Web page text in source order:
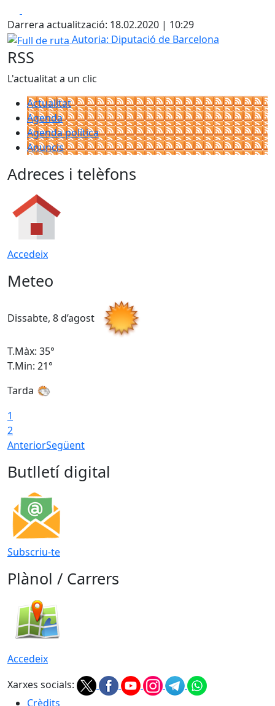
Darrera actualització: 18.02.2020 | 10:29
Full de ruta
Autoria: Diputació de Barcelona
RSS
L'actualitat a un clic
Actualitat
Agenda
Agenda política
Anuncis
Adreces i telèfons
Accedeix
Meteo
Dissabte, 8 d’agost
T.Màx: 35°
T.Min: 21°
Tarda
1
2
AnteriorSegüent
Butlletí digital
Subscriu-te
Plànol / Carrers
Accedeix
Xarxes socials:
Crèdits